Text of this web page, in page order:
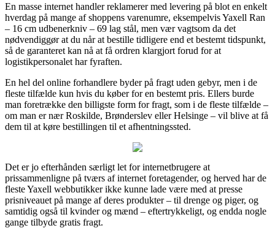
En masse internet handler reklamerer med levering på blot en enkelt
hverdag på mange af shoppens varenumre, eksempelvis Yaxell Ran
– 16 cm udbenerkniv – 69 lag stål, men vær vagtsom da det
nødvendiggør at du når at bestille tidligere end et bestemt tidspunkt,
så de garanteret kan nå at få ordren klargjort forud for at
logistikpersonalet har fyraften.
En hel del online forhandlere byder på fragt uden gebyr, men i de
fleste tilfælde kun hvis du køber for en bestemt pris. Ellers burde
man foretrække den billigste form for fragt, som i de fleste tilfælde –
om man er nær Roskilde, Brønderslev eller Helsinge – vil blive at få
dem til at køre bestillingen til et afhentningssted.
Det er jo efterhånden særligt let for internetbrugere at
prissammenligne på tværs af internet foretagender, og herved har de
fleste Yaxell webbutikker ikke kunne lade være med at presse
prisniveauet på mange af deres produkter – til drenge og piger, og
samtidig også til kvinder og mænd – eftertrykkeligt, og endda nogle
gange tilbyde gratis fragt.